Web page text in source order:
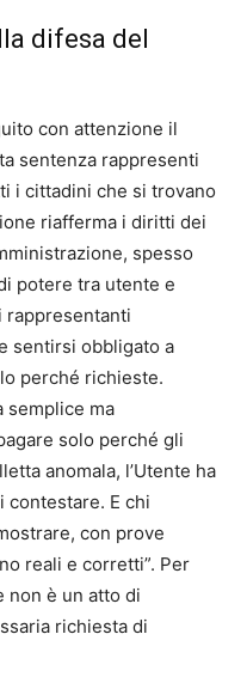
difesa del
con attenzione il
sentenza rappresenti
i cittadini che si trovano
riafferma i diritti dei
spesso
potere tra utente e
rappresentanti
sentirsi obbligato a
perché richieste.
semplice ma
solo perché gli
anomala, l’Utente ha
E chi
con prove
reali e corretti”. Per
non è un atto di
richiesta di